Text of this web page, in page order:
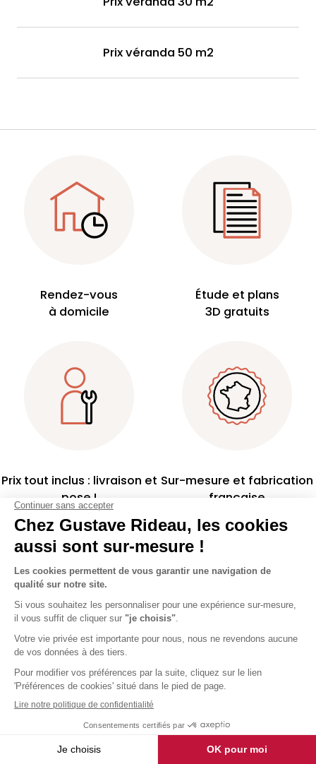
Prix véranda 50 m2
Rendez-vous
à domicile
Étude et plans
3D gratuits
Prix tout inclus : livraison et
pose !
Sur-mesure et fabrication
française
Votre agence la
plus proche de chez vous !
Nous vous accueillons dans l'un
de nos 85 Espaces conseil.
Trouver une agence